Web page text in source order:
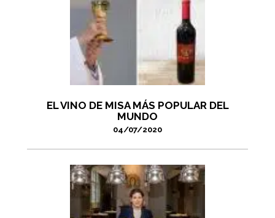
EL VINO DE MISA MÁS POPULAR DEL
MUNDO
04/07/2020